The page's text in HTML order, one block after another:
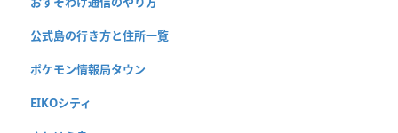
公式島の行き方と住所一覧
ポケモン情報局タウン
EIKOシティ